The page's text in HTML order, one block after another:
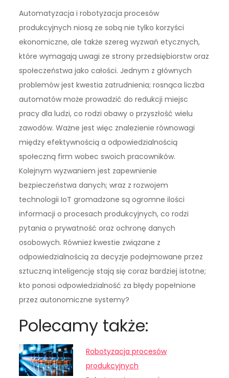
Automatyzacja i robotyzacja procesów
produkcyjnych niosą ze sobą nie tylko korzyści
ekonomiczne, ale także szereg wyzwań etycznych,
które wymagają uwagi ze strony przedsiębiorstw oraz
społeczeństwa jako całości. Jednym z głównych
problemów jest kwestia zatrudnienia; rosnąca liczba
automatów może prowadzić do redukcji miejsc
pracy dla ludzi, co rodzi obawy o przyszłość wielu
zawodów. Ważne jest więc znalezienie równowagi
między efektywnością a odpowiedzialnością
społeczną firm wobec swoich pracowników.
Kolejnym wyzwaniem jest zapewnienie
bezpieczeństwa danych; wraz z rozwojem
technologii IoT gromadzone są ogromne ilości
informacji o procesach produkcyjnych, co rodzi
pytania o prywatność oraz ochronę danych
osobowych. Również kwestie związane z
odpowiedzialnością za decyzje podejmowane przez
sztuczną inteligencję stają się coraz bardziej istotne;
kto ponosi odpowiedzialność za błędy popełnione
przez autonomiczne systemy?
Polecamy także:
Robotyzacja procesów
produkcyjnych